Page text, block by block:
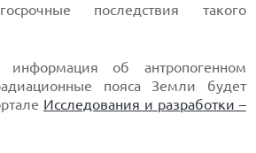
последствия такого
информация об антропогенном
пояса Земли будет
Исследования и разработки –